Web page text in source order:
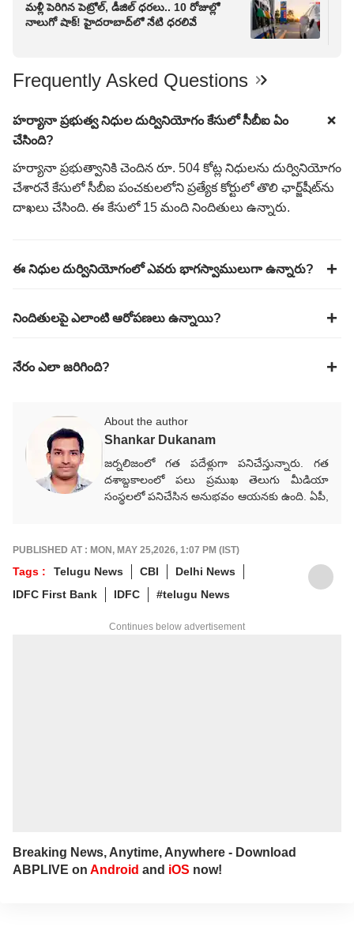
మళ్లీ పెరిగిన పెట్రోల్, డీజిల్ ధరలు.. 10 రోజుల్లో
నాలుగో షాక్! హైదరాబాద్‌లో నేటి ధరలివే
Frequently Asked Questions
హర్యానా ప్రభుత్వ నిధుల దుర్వినియోగం కేసులో సీబీఐ ఏం
చేసింది?
హర్యానా ప్రభుత్వానికి చెందిన రూ. 504 కోట్ల నిధులను దుర్వినియోగం
చేశారనే కేసులో సీబీఐ పంచకులలోని ప్రత్యేక కోర్టులో తొలి ఛార్జ్‌షీట్‌ను
దాఖలు చేసింది. ఈ కేసులో 15 మంది నిందితులు ఉన్నారు.
ఈ నిధుల దుర్వినియోగంలో ఎవరు భాగస్వాములుగా ఉన్నారు?
నిందితులపై ఎలాంటి ఆరోపణలు ఉన్నాయి?
నేరం ఎలా జరిగింది?
About the author
Shankar Dukanam
జర్నలిజంలో గత పదేళ్లుగా పనిచేస్తున్నారు. గత
దశాబ్దకాలంలో పలు ప్రముఖ తెలుగు మీడియా
సంస్థలలో పనిచేసిన అనుభవం ఆయనకు ఉంది. ఏపీ,
గ్రాడ్యుయేషన్ పూర్తయ్యాక జర్నలిజం కోర్సు పూర్తిచేసి
కెరీర్‌గా ఎంచుకున్నారు. నేషనల్ మీడియాకు చెందిన
పలు తెలుగు మీడియా సంస్థలలో సీనియర్ కంటెంట్
రైటర్‌గా సేవలు అందించారు. జర్నలిజంలో వందేళ్లకు
Network)కు చెందిన తెలుగు డిజిటల్ మీడియా
PUBLISHED AT : MON, MAY 25,2026, 1:07 PM (IST)
Tags : Telugu News CBI
Delhi News
IDFC First Bank
IDFC #telugu News
Continues below advertisement
Breaking News, Anytime, Anywhere - Download
ABPLIVE on Android and iOS now!